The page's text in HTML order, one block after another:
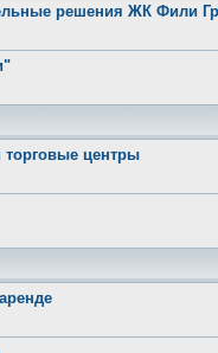
решения ЖК Фили
торговые центры